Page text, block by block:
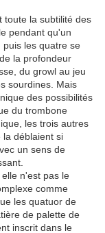
toute la subtilité des
pendant qu'un
les quatre se
la profondeur
du growl au jeu
sourdines. Mais
des possibilités
du trombone
les trois autres
la déblaient si
un sens de
n'est pas le
comme
les quatuor de
de palette de
inscrit dans le